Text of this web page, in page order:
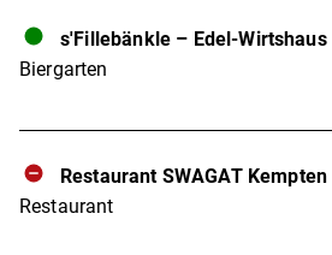
s'Fillebänkle – Edel-Wirtshaus
Biergarten
Restaurant SWAGAT Kempten
Restaurant